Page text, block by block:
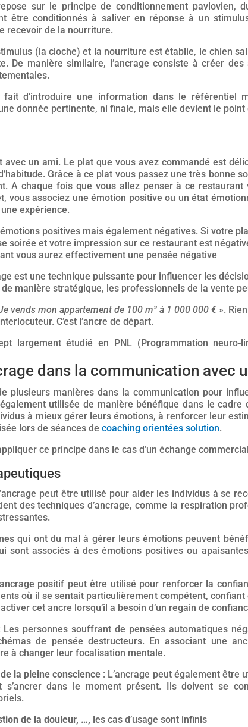
sur le principe de conditionnement pavlovien,
être conditionnés à saliver en réponse à un
recevoir de la nourriture.
(la cloche) et la nourriture est établie, le chien
De manière similaire, l’ancrage consiste à créer
fait d’introduire une information dans le
donnée pertinente, ni finale, mais elle devient le
un ami. Le plat que vous avez commandé est
Grâce à ce plat vous passez une très bonne
A chaque fois que vous allez penser à ce restaurant
vous associez une émotion positive ou un état
expérience.
positives mais également négatives. Si votre
soirée et votre impression sur ce restaurant est
vous aurez effectivement une pensée négative
est une technique puissante pour influencer les
de manière stratégique, les professionnels de la vente
vends mon appartement de 100 m² à 1 000 000 € ».
C’est l’ancre de départ.
largement étudié en PNL (Programmation neuro-
dans la communication avec
plusieurs manières dans la communication pour
utilisée de manière bénéfique dans le cadre
à mieux gérer leurs émotions, à renforcer leur
lors de séances de coaching orientées solution.
ce principe dans le cas d’un échange
peut être utilisé pour aider les individus à se
des techniques d’ancrage, comme la respiration
qui ont du mal à gérer leurs émotions peuvent
sont associés à des émotions positives ou
positif peut être utilisé pour renforcer la
où il se sentait particulièrement compétent,
cet ancre lorsqu’il a besoin d’un regain de
personnes souffrant de pensées automatiques
de pensée destructeurs. En associant une
à changer leur focalisation mentale.
la pleine conscience : L’ancrage peut également être
s’ancrer dans le moment présent. Ils doivent se
de la douleur, …, les cas d’usage sont infinis